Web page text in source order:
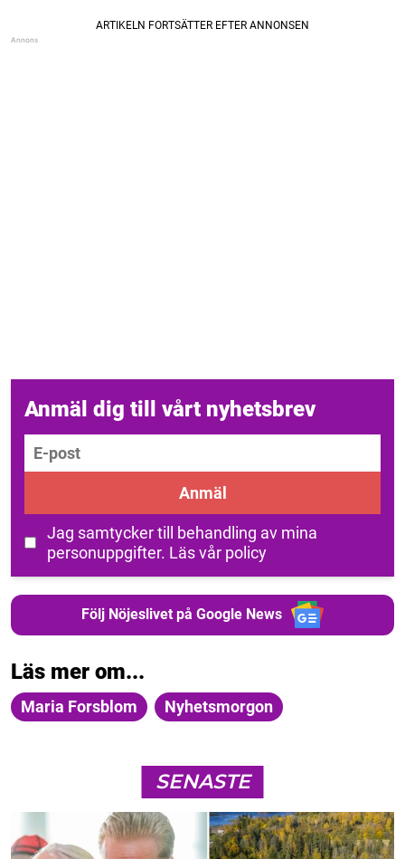
Anmäl dig till vårt nyhetsbrev
E-post
Anmäl
Jag samtycker till behandling av mina
personuppgifter. Läs vår policy
Följ Nöjeslivet på Google News
Läs mer om...
Maria Forsblom Nyhetsmorgon
SENASTE